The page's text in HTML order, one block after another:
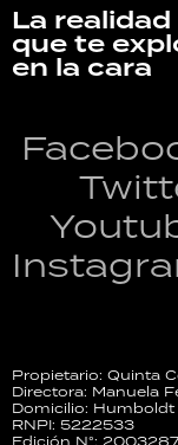
La realidad
que te
en la cara
Propietario: Quinta
Directora: Manuela
Domicilio: Humboldt
RNPI: 5222533
Edición N°: